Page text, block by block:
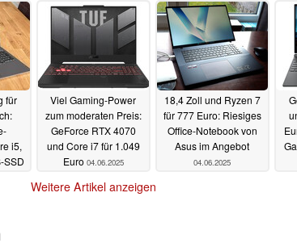
für
i5,
SSD
Viel Gaming-Power
zum moderaten Preis:
GeForce RTX 4070
und Core i7 für 1.049
Euro 04.06.2025
18,4 Zoll und Ryzen 7
für 777 Euro: Riesiges
Office-Notebook von
Asus im Angebot
04.06.2025
Weitere Artikel anzeigen